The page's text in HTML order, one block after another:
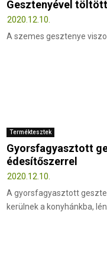
Gesztenyével töltött
2020.12.10.
A szemes gesztenye
Terméktesztek
Gyorsfagyasztott
édesítőszerrel
2020.12.10.
A gyorsfagyasztott
kerülnek a konyhánkba,